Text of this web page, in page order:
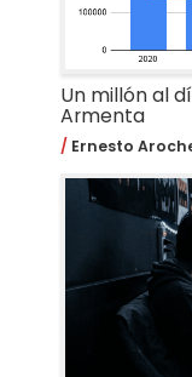
Un millón al
Armenta
Ernesto